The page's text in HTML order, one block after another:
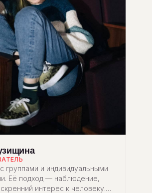
группами и индивидуальными
Её подход — наблюдение,
интерес к человеку.